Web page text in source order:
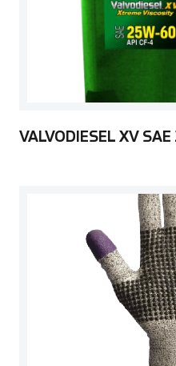
VALVODIESEL XV